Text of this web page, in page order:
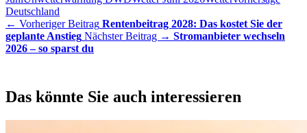
Deutschland
← Vorheriger Beitrag Rentenbeitrag 2028: Das kostet Sie der
geplante Anstieg Nächster Beitrag → Stromanbieter wechseln
2026 – so sparst du
Das könnte Sie auch interessieren